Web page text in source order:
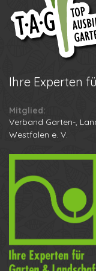
Ihre Experten
Mitglied:
Verband Garten-,
Westfalen e. V.